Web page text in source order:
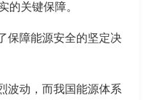
的关键保障。
保障能源安全的坚定决
波动，而我国能源体系